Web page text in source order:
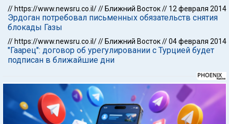
// https://www.newsru.co.il/// Ближний Восток// 12 февраля 2014
Эрдоган потребовал письменных обязательств снятия
блокады Газы
// https://www.newsru.co.il/// Ближний Восток//04 февраля 2014
"Гаарец": договор об урегулировании с Турцией будет
подписан в ближайшие дни